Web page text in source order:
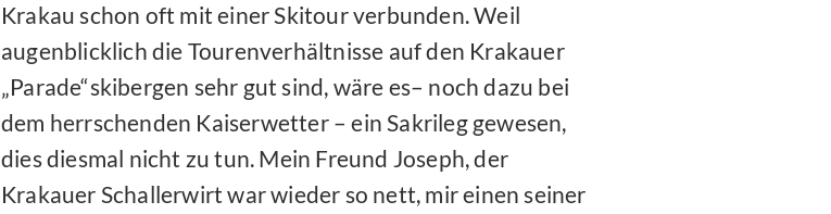
Krakau schon oft mit einer Skitour verbunden. Weil
augenblicklich die Tourenverhältnisse auf den Krakauer
„Parade“skibergen sehr gut sind, wäre es– noch dazu bei
dem herrschenden Kaiserwetter – ein Sakrileg gewesen,
dies diesmal nicht zu tun. Mein Freund Joseph, der
Krakauer Schallerwirt war wieder so nett, mir einen seiner